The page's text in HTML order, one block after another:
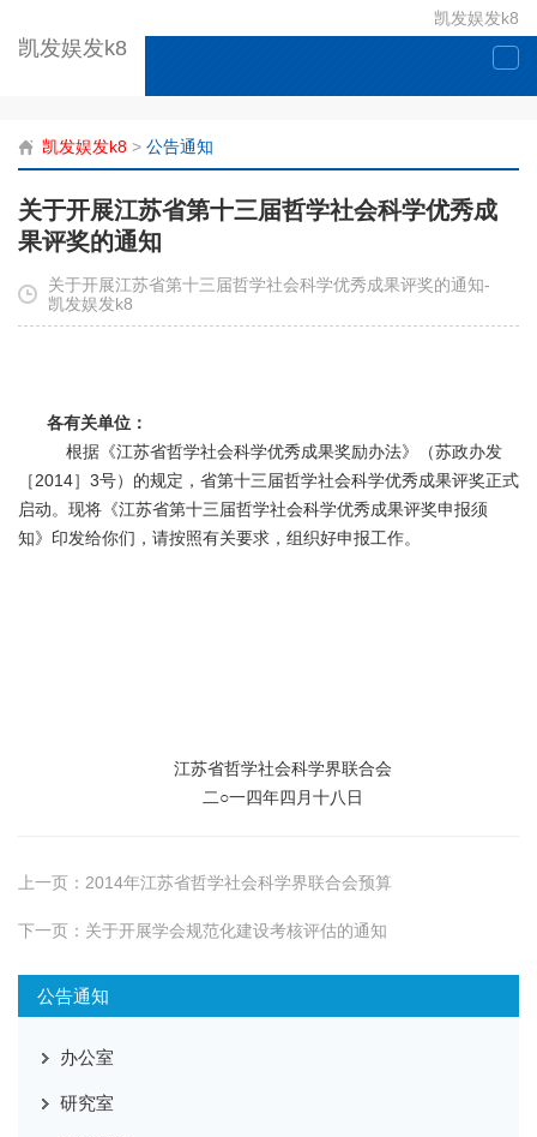
凯发娱发k8
凯发娱发k8
凯发娱发k8 > 公告通知
关于开展江苏省第十三届哲学社会科学优秀成
果评奖的通知
关于开展江苏省第十三届哲学社会科学优秀成果评奖的通知-
凯发娱发k8
各有关单位：
根据《江苏省哲学社会科学优秀成果奖励办法》（苏政办发
［2014］3号）的规定，省第十三届哲学社会科学优秀成果评奖正式
启动。现将《江苏省第十三届哲学社会科学优秀成果评奖申报须
知》印发给你们，请按照有关要求，组织好申报工作。
江苏省哲学社会科学界联合会
二○一四年四月十八日
上一页： 2014年江苏省哲学社会科学界联合会预算
下一页： 关于开展学会规范化建设考核评估的通知
公告通知
办公室
研究室